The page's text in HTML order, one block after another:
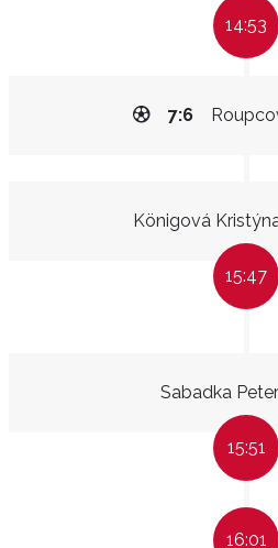
14:53
7:6
Königová
15:47
Sabadka Peter
15:51
16:01